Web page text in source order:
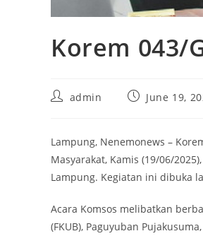
Korem 043/
Postadmin
PostJune 19,
Lampung, Nenemonews –
Masyarakat, Kamis (19/06/
Lampung. Kegiatan ini dibuka
Acara Komsos melibatkan
(FKUB), Paguyuban